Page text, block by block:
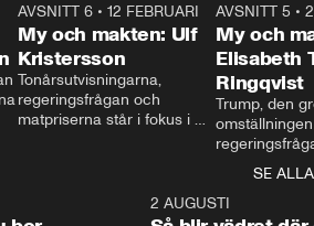
27:30
AVSNITT 6 •12 FEBRUARI
My och makten: Ulf
Kristersson
Tonårsutvisningarna,
regeringsfrågan och
matpriserna står i fokus i
Rohwedder ställer
AVSNITT 5 •
My och
Elisabeth
Ringqvist
Trump, den
centrum i
avsnittet av
Makten”. Se
SE ALLA
2 AUGUSTI